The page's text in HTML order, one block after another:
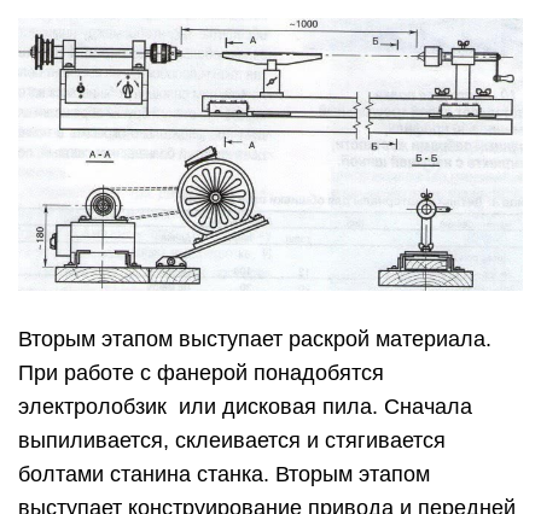
Вторым этапом выступает раскрой материала.
При работе с фанерой понадобятся
электролобзик или дисковая пила. Сначала
выпиливается, склеивается и стягивается
болтами станина станка. Вторым этапом
выступает конструирование привода и передней